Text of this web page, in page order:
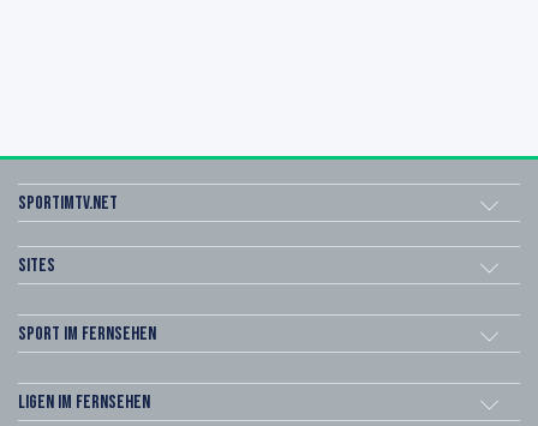
sportimtv.net
Sites
Sport im Fernsehen
Ligen im Fernsehen